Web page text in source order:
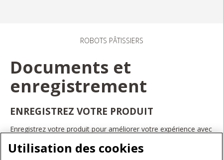
ROBOTS PÂTISSIERS
Documents et
enregistrement
ENREGISTREZ VOTRE PRODUIT
Enregistrez votre produit pour améliorer votre expérience avec
bénéficier d'offres et de promotions exclusives, recevoir des
conseils et des astuces, et bien plus encore.
Utilisation des cookies